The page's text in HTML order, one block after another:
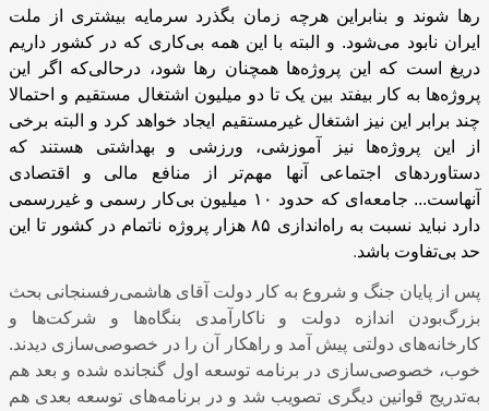
رها شوند و بنابراین هرچه زمان بگذرد سرمایه بیشتری از ملت
ایران نابود می‌شود. و البته با این همه بی‌کاری که در کشور داریم
دریغ است که این پروژه‌ها همچنان رها شود، در‌حالی‌که اگر این
پروژه‌ها به کار بیفتد بین یک تا دو میلیون اشتغال مستقیم و احتمالا
چند برابر این نیز اشتغال غیر‌مستقیم ایجاد خواهد کرد و البته برخی
از این پروژه‌ها نیز آموزشی، ورزشی و بهداشتی هستند که
دستاوردهای اجتماعی آنها مهم‌تر از منافع مالی و اقتصادی
آنهاست... جامعه‌ای که حدود ۱۰ میلیون بی‌کار رسمی و غیررسمی
دارد نباید نسبت به راه‌اندازی ۸۵ هزار پروژه ناتمام در کشور تا این
حد بی‌تفاوت باشد.
پس از پایان جنگ و شروع به کار دولت آقای هاشمی‌رفسنجانی بحث
بزرگ‌بودن اندازه دولت و ناکارآمدی بنگاه‌ها و شرکت‌ها و
کارخانه‌های دولتی پیش آمد و راهکار آن را در خصوصی‌سازی دیدند.
خوب، خصوصی‌سازی در برنامه توسعه اول گنجانده شده و بعد هم
به‌تدریج قوانین دیگری تصویب شد و در برنامه‌های توسعه بعدی هم